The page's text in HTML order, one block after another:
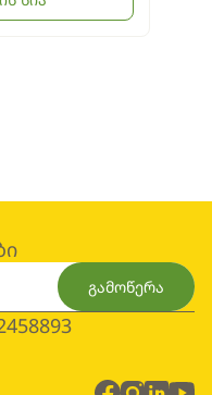
გამოწერა